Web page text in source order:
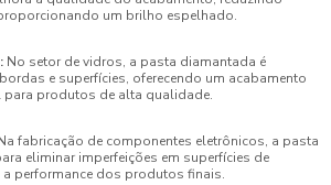
um brilho espelhado.
No setor de vidros, a pasta diamantada é
e superfícies, oferecendo um acabamento
produtos de alta qualidade.
fabricação de componentes eletrônicos, a pasta
eliminar imperfeições em superfícies de
performance dos produtos finais.